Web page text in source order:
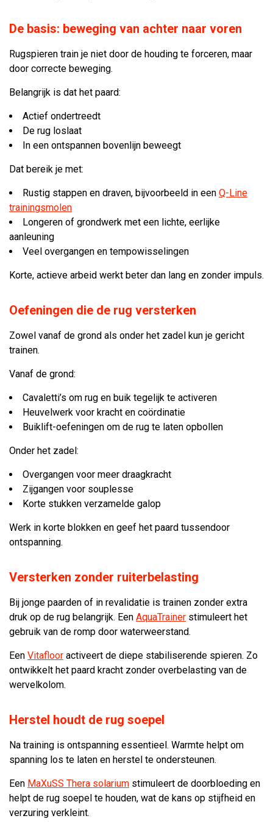
De basis: beweging van achter naar voren
Rugspieren train je niet door de houding te forceren, maar
door correcte beweging.
Belangrijk is dat het paard:
Actief ondertreedt
De rug loslaat
In een ontspannen bovenlijn beweegt
Dat bereik je met:
Rustig stappen en draven, bijvoorbeeld in een Q-Line
trainingsmolen
Longeren of grondwerk met een lichte, eerlijke
aanleuning
Veel overgangen en tempowisselingen
Korte, actieve arbeid werkt beter dan lang en zonder impuls.
Oefeningen die de rug versterken
Zowel vanaf de grond als onder het zadel kun je gericht
trainen.
Vanaf de grond:
Cavaletti’s om rug en buik tegelijk te activeren
Heuvelwerk voor kracht en coördinatie
Buiklift-oefeningen om de rug te laten opbollen
Onder het zadel:
Overgangen voor meer draagkracht
Zijgangen voor souplesse
Korte stukken verzamelde galop
Werk in korte blokken en geef het paard tussendoor
ontspanning.
Versterken zonder ruiterbelasting
Bij jonge paarden of in revalidatie is trainen zonder extra
druk op de rug belangrijk. Een AquaTrainer stimuleert het
gebruik van de romp door waterweerstand.
Een Vitafloor activeert de diepe stabiliserende spieren. Zo
ontwikkelt het paard kracht zonder overbelasting van de
wervelkolom.
Herstel houdt de rug soepel
Na training is ontspanning essentieel. Warmte helpt om
spanning los te laten en herstel te ondersteunen.
Een MaXuSS Thera solarium stimuleert de doorbloeding en
helpt de rug soepel te houden, wat de kans op stijfheid en
verzuring verkleint.